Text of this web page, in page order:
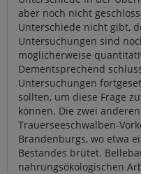
aber noch nicht
Unterschiede nicht gibt,
Untersuchungen sind
möglicherweise
Dementsprechend
Untersuchungen
sollten, um diese Frage
können. Die zwei
Trauerseeschwalben-
Brandenburgs, wo etwa
Bestandes brütet.
nahrungsökologischen